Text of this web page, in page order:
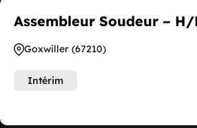
Assembleur Soudeur – H/
Goxwiller (67210)
Intérim